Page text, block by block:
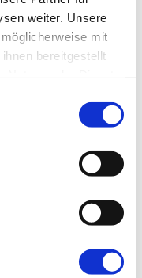
weiter. Unsere
mit
bereitgestellt
einfachen REST